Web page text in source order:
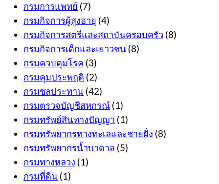
กรมการแพทย์ (7)
กรมกิจการผู้สูงอายุ (4)
กรมกิจการสตรีและสถาบันครอบครัว (8)
กรมกิจการเด็กและเยาวชน (8)
กรมควบคุมโรค (3)
กรมคุมประพฤติ (2)
กรมชลประทาน (42)
กรมตรวจบัญชีสหกรณ์ (1)
กรมทรัพย์สินทางปัญญา (1)
กรมทรัพยากรทางทะเลและชายฝั่ง (8)
กรมทรัพยากรน้ำบาดาล (5)
กรมทางหลวง (1)
กรมที่ดิน (1)